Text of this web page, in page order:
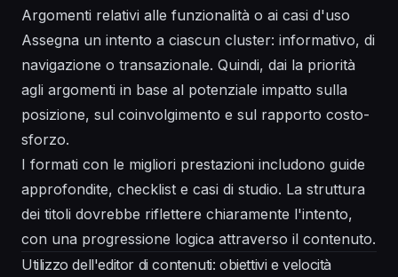
Argomenti relativi alle funzionalità o ai casi d'uso
Assegna un intento a ciascun cluster: informativo, di
navigazione o transazionale. Quindi, dai la priorità
agli argomenti in base al potenziale impatto sulla
posizione, sul coinvolgimento e sul rapporto costo-
sforzo.
I formati con le migliori prestazioni includono guide
approfondite, checklist e casi di studio. La struttura
dei titoli dovrebbe riflettere chiaramente l'intento,
con una progressione logica attraverso il contenuto.
Utilizzo dell'editor di contenuti: obiettivi e velocità